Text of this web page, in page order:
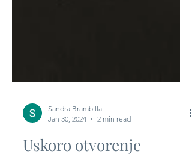
Jan 30, 2024
2 min read